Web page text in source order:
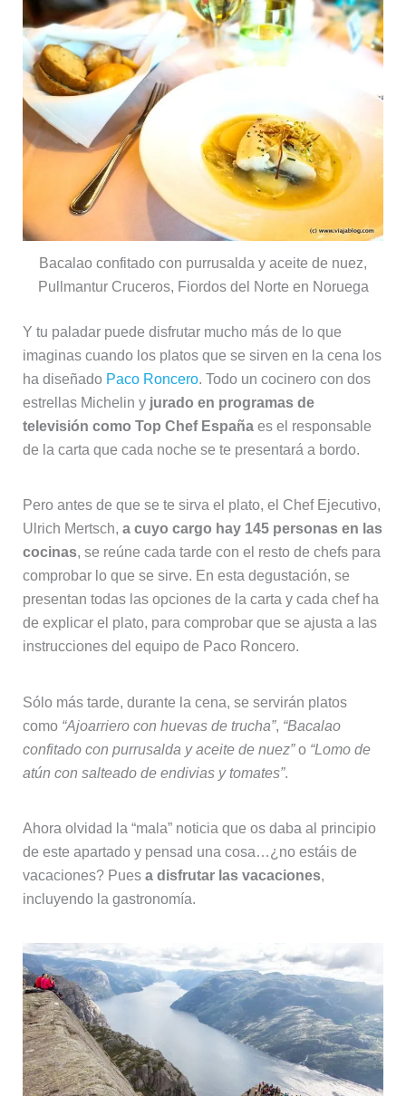
Bacalao confitado con purrusalda y aceite de nuez,
Pullmantur Cruceros, Fiordos del Norte en Noruega
Y tu paladar puede disfrutar mucho más de lo que
imaginas cuando los platos que se sirven en la cena los
ha diseñado Paco Roncero. Todo un cocinero con dos
estrellas Michelin y jurado en programas de
televisión como Top Chef Españaes el responsable
de la carta que cada noche se te presentará a bordo.
Pero antes de que se te sirva el plato, el Chef Ejecutivo,
Ulrich Mertsch, a cuyo cargo hay 145 personas en las
cocinas, se reúne cada tarde con el resto de chefs para
comprobar lo que se sirve. En esta degustación, se
presentan todas las opciones de la carta y cada chef ha
de explicar el plato, para comprobar que se ajusta a las
instrucciones del equipo de Paco Roncero.
Sólo más tarde, durante la cena, se servirán platos
como “Ajoarriero con huevas de trucha”, “Bacalao
confitado con purrusalda y aceite de nuez”o “Lomo de
atún con salteado de endivias y tomates”.
Ahora olvidad la “mala” noticia que os daba al principio
de este apartado y pensad una cosa…¿no estáis de
vacaciones? Pues a disfrutar las vacaciones,
incluyendo la gastronomía.